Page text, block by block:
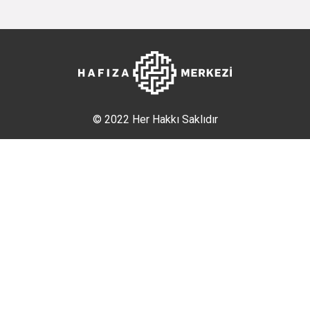
© 2022 Her Hakkı Saklıdır